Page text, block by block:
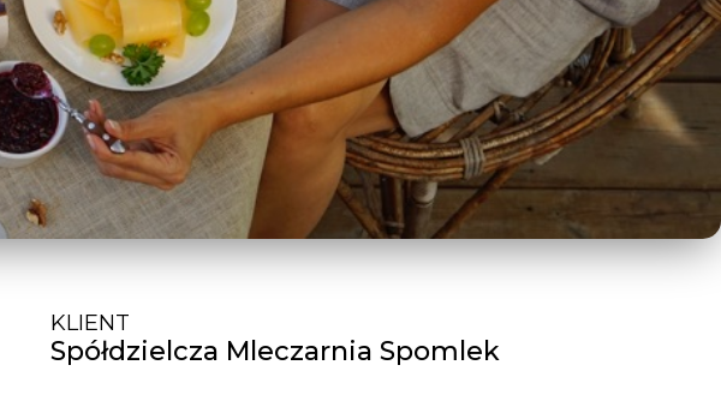
KLIENT
Spółdzielcza Mleczarnia Spomlek